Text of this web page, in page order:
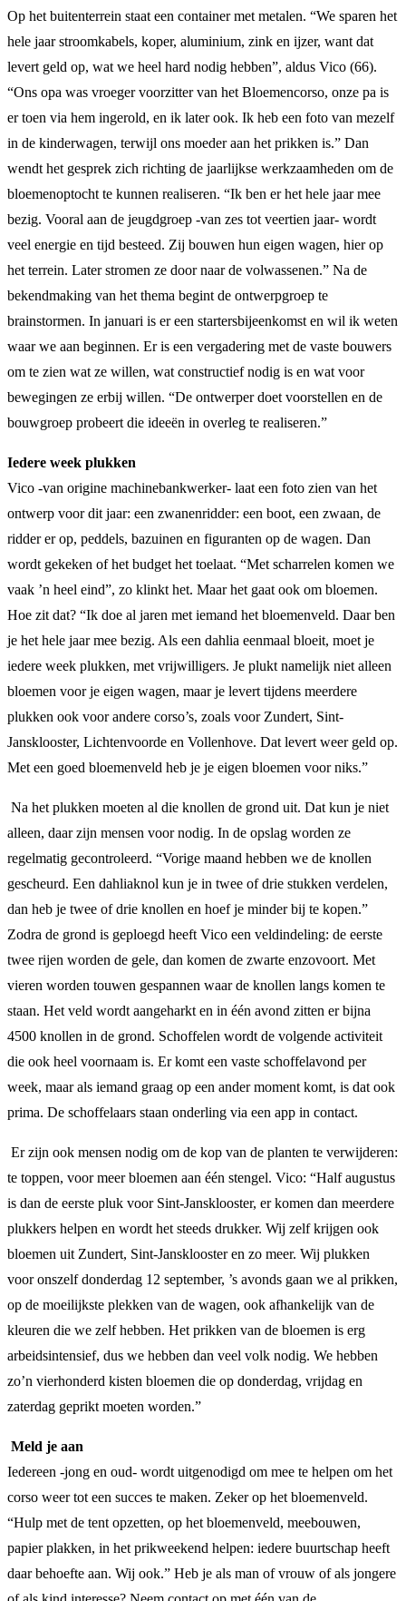
Op het buitenterrein staat een container met metalen. “We sparen het
hele jaar stroomkabels, koper, aluminium, zink en ijzer, want dat
levert geld op, wat we heel hard nodig hebben”, aldus Vico (66).
“Ons opa was vroeger voorzitter van het Bloemencorso, onze pa is
er toen via hem ingerold, en ik later ook. Ik heb een foto van mezelf
in de kinderwagen, terwijl ons moeder aan het prikken is.” Dan
wendt het gesprek zich richting de jaarlijkse werkzaamheden om de
bloemenoptocht te kunnen realiseren. “Ik ben er het hele jaar mee
bezig. Vooral aan de jeugdgroep -van zes tot veertien jaar- wordt
veel energie en tijd besteed. Zij bouwen hun eigen wagen, hier op
het terrein. Later stromen ze door naar de volwassenen.” Na de
bekendmaking van het thema begint de ontwerpgroep te
brainstormen. In januari is er een startersbijeenkomst en wil ik weten
waar we aan beginnen. Er is een vergadering met de vaste bouwers
om te zien wat ze willen, wat constructief nodig is en wat voor
bewegingen ze erbij willen. “De ontwerper doet voorstellen en de
bouwgroep probeert die ideeën in overleg te realiseren.”
Iedere week plukken
Vico -van origine machinebankwerker- laat een foto zien van het
ontwerp voor dit jaar: een zwanenridder: een boot, een zwaan, de
ridder er op, peddels, bazuinen en figuranten op de wagen. Dan
wordt gekeken of het budget het toelaat. “Met scharrelen komen we
vaak ’n heel eind”, zo klinkt het. Maar het gaat ook om bloemen.
Hoe zit dat? “Ik doe al jaren met iemand het bloemenveld. Daar ben
je het hele jaar mee bezig. Als een dahlia eenmaal bloeit, moet je
iedere week plukken, met vrijwilligers. Je plukt namelijk niet alleen
bloemen voor je eigen wagen, maar je levert tijdens meerdere
plukken ook voor andere corso’s, zoals voor Zundert, Sint-
Jansklooster, Lichtenvoorde en Vollenhove. Dat levert weer geld op.
Met een goed bloemenveld heb je je eigen bloemen voor niks.”
Na het plukken moeten al die knollen de grond uit. Dat kun je niet
alleen, daar zijn mensen voor nodig. In de opslag worden ze
regelmatig gecontroleerd. “Vorige maand hebben we de knollen
gescheurd. Een dahliaknol kun je in twee of drie stukken verdelen,
dan heb je twee of drie knollen en hoef je minder bij te kopen.”
Zodra de grond is geploegd heeft Vico een veldindeling: de eerste
twee rijen worden de gele, dan komen de zwarte enzovoort. Met
vieren worden touwen gespannen waar de knollen langs komen te
staan. Het veld wordt aangeharkt en in één avond zitten er bijna
4500 knollen in de grond. Schoffelen wordt de volgende activiteit
die ook heel voornaam is. Er komt een vaste schoffelavond per
week, maar als iemand graag op een ander moment komt, is dat ook
prima. De schoffelaars staan onderling via een app in contact.
Er zijn ook mensen nodig om de kop van de planten te verwijderen:
te toppen, voor meer bloemen aan één stengel. Vico: “Half augustus
is dan de eerste pluk voor Sint-Jansklooster, er komen dan meerdere
plukkers helpen en wordt het steeds drukker. Wij zelf krijgen ook
bloemen uit Zundert, Sint-Jansklooster en zo meer. Wij plukken
voor onszelf donderdag 12 september, ’s avonds gaan we al prikken,
op de moeilijkste plekken van de wagen, ook afhankelijk van de
kleuren die we zelf hebben. Het prikken van de bloemen is erg
arbeidsintensief, dus we hebben dan veel volk nodig. We hebben
zo’n vierhonderd kisten bloemen die op donderdag, vrijdag en
zaterdag geprikt moeten worden.”
Meld je aan
Iedereen -jong en oud- wordt uitgenodigd om mee te helpen om het
corso weer tot een succes te maken. Zeker op het bloemenveld.
“Hulp met de tent opzetten, op het bloemenveld, meebouwen,
papier plakken, in het prikweekend helpen: iedere buurtschap heeft
daar behoefte aan. Wij ook.” Heb je als man of vrouw of als jongere